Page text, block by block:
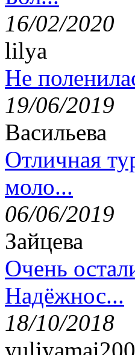
16/02/2020
lilya
Не
19/06/2019
Васильева
Отличная
моло...
06/06/2019
Зайцева
Очень
Надёжнос...
18/10/2018